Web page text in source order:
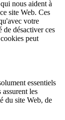
nous aident à
site Web. Ces
votre
de désactiver ces
peut
essentiels
les
du site Web, de